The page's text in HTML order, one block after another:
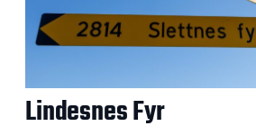
Lindesnes Fyr